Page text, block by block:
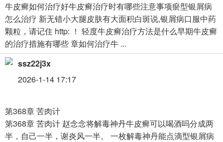
牛皮癣如何治疗好牛皮癣治疗时有哪些注意事项瘀型银屑病
怎么治疗 新无错小大腿皮肤有大面积白斑说,银屑病口服中药
颗粒，请记住 http: ！ 轻度牛皮癣治疗方法是什么早期牛皮癣
的治疗措施有哪些 章如何治疗牛 ...
ssz22j3x
2026-1-14 17:17
第368章 苦肉计
第368章 苦肉计 赵念念将解毒神丹牛皮癣可以喝酒吗分成两
半，自己一半，谢炎风一半。 一枚解毒神丹能点滴型银屑病